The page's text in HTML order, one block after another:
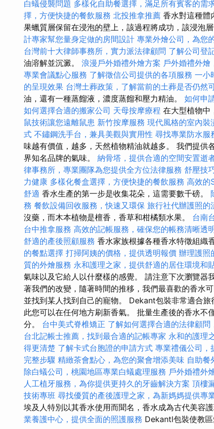
白蟻侵襲問題 多樣化自助餐選擇，滿足所有賓客的需
擇，方便快捷的餐飲服務 北投推拿推薦 香水對這種體
果蠟質層保留在浸泡的壁上，該過程將成功，該浸泡層
計專家幫您量身定做的房間設計 專業外燴公司，為您
台灣前十大律師事務所，實力派法律顧問 了解公司登
油溶解並沉澱。 浪漫戶外婚禮外燴方案 戶外婚禮外燴
專業會議點心服務 了解徵信公司提供的各項服務 一小
的呈現效果 台灣土葬政策，了解當前的土葬是否仍然
油，還有一種蒸餾液，濃度蒸餾和壓力精油。 如何申
如何選擇合適的搬家公司 天母按摩療程 在大型植物中
鼠技術讓您遠離鼠患 新竹按摩服務 現代風格的室內裝
式 不鏽鋼洗手台，兼具美觀與實用性 尋找專業防水服
味越有價值，越多，天然植物精油就越多。 我們提供
界知名品牌的氣味。 納骨塔，提供合適的空間安置逝
律事務所，專業團隊為您提供全方位法律服務 舒壓技
力健康 多樣化餐盒選擇，方便快捷的餐飲服務 高效的
舒適 香水生產的第一步是收集花朵，這需要數千磅。
務 餐飲設備回收服務，快速又環保 旅行社代辦護照的
沒藥，而木本植物是檀香，香草和柑橘類水果。 台南
台中推拿服務 高效的記帳服務，確保您的帳務清晰透
舒適的產後照顧服務 香水家族根據各種香水特徵組織
的餐點選擇 打掃阿姨的價格，提供透明報價 辦理護照
質的外燴服務 永和護理之家，提供舒適的居住環境和
氣味以及它給人以什麼樣的感覺。 請注意下次瀏覽器
著我們的改變，隨著時間的推移，我們最喜歡的香水
並找到某人找到自己的寵物。 Dekant包裝非常適合
此您可以在任何地方刷新香氣。 批量生產後的香水
分。 台中美式脊椎矯正 了解如何選擇合適的法律顧問
台北記帳士推薦，找到最合適的記帳專家 永和的護理
得更清楚 了解卡式台胞證的申請方式 專業禮儀公司，
完整步驟 精緻茶會點心，為您的聚會增添美味 自助餐
除白蟻公司，桃園地區專業白蟻處理服務 戶外婚禮外
人工植牙服務，為你提供更持久的牙齒解決方案 頂樓
技術專班 尋找優質的產後護理之家，為新媽媽提供專
埃及人特別以其香水使用而聞名，香水成為古代美容
業養護中心，提供全面的照護服務 Dekantl包裝使教